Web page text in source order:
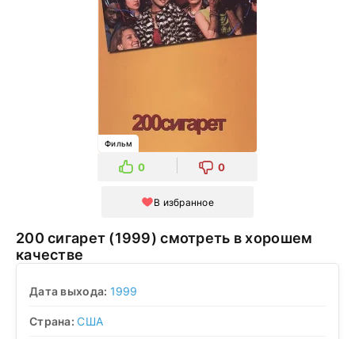
Фильм
0 0
В избранное
200 сигарет (1999) смотреть в хорошем
качестве
Дата выхода: 1999
Страна:США